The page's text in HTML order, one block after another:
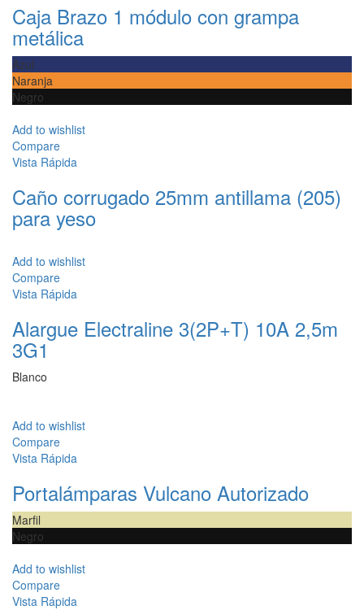
Caja Brazo 1 módulo con grampa
metálica
Azul
Naranja
Negro
Add to wishlist
Compare
Vista Rápida
Caño corrugado 25mm antillama (205)
para yeso
Add to wishlist
Compare
Vista Rápida
Alargue Electraline 3(2P+T) 10A 2,5m
3G1
Blanco
Add to wishlist
Compare
Vista Rápida
Portalámparas Vulcano Autorizado
Marfil
Negro
Add to wishlist
Compare
Vista Rápida